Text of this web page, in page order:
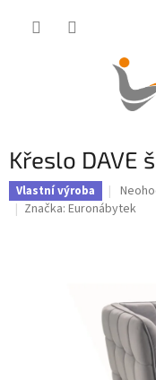
Křeslo DAVE
Vlastní výroba
Značka: Euronábytek